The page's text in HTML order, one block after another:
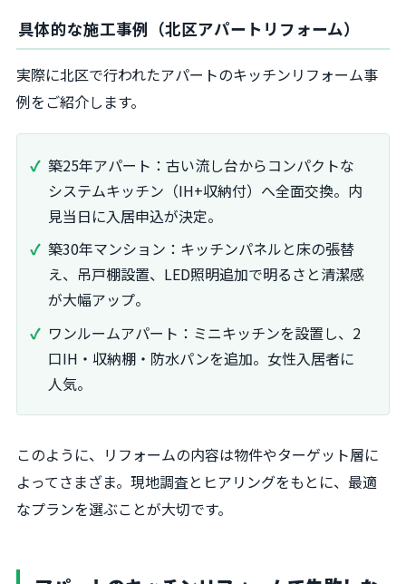
具体的な施工事例（北区アパートリフォーム）
実際に北区で行われたアパートのキッチンリフォーム事
例をご紹介します。
築25年アパート：古い流し台からコンパクトな
システムキッチン（IH+収納付）へ全面交換。内
見当日に入居申込が決定。
築30年マンション：キッチンパネルと床の張替
え、吊戸棚設置、LED照明追加で明るさと清潔感
が大幅アップ。
ワンルームアパート：ミニキッチンを設置し、2
口IH・収納棚・防水パンを追加。女性入居者に
人気。
このように、リフォームの内容は物件やターゲット層に
よってさまざま。現地調査とヒアリングをもとに、最適
なプランを選ぶことが大切です。